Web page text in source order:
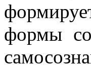
формы